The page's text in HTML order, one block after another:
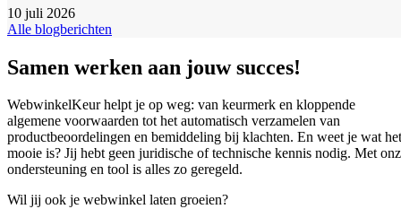
10 juli 2026
Alle blogberichten
Samen werken aan jouw succes!
WebwinkelKeur helpt je op weg: van keurmerk en kloppende
algemene voorwaarden tot het automatisch verzamelen van
productbeoordelingen en bemiddeling bij klachten. En weet je wat het
mooie is? Jij hebt geen juridische of technische kennis nodig. Met
ondersteuning en tool is alles zo geregeld.
Wil jij ook je webwinkel laten groeien?